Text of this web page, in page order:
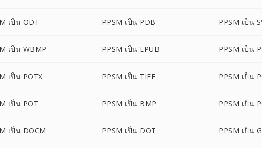
เป็น ODT PPSM เป็น PDB PPSM เป็น
เป็น WBMP PPSM เป็น EPUB PPSM เป็น
เป็น POTX PPSM เป็น TIFF PPSM เป็น
เป็น POT PPSM เป็น BMP PPSM เป็น
เป็น DOCM PPSM เป็น DOT PPSM เป็น